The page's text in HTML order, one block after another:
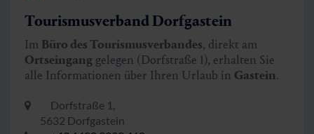
Tourismusverband Dorfgastein
Im Büro des Tourismusverbandes, direkt am
Ortseingang gelegen (Dorfstraße 1), erhalten Sie
alle Informationen über Ihren Urlaub in Gastein.
Dorfstraße 1,
5632 Dorfgastein